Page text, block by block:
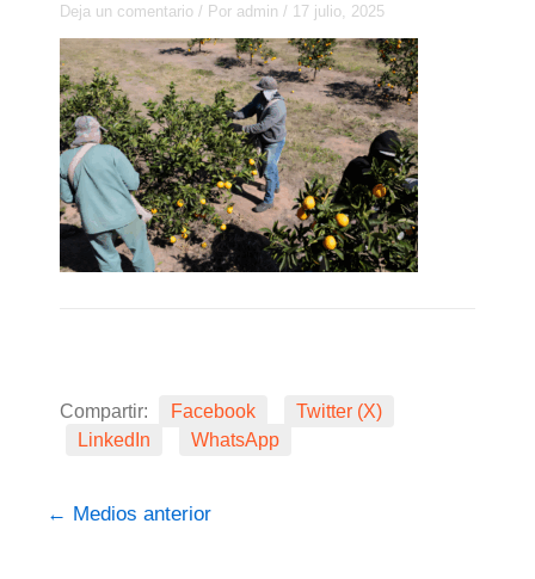
Deja un comentario / Por admin/ 17 julio, 2025
Compartir: Facebook
Twitter (X)
LinkedIn
WhatsApp
← Medios anterior